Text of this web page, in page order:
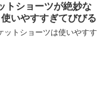
トショーツが絶妙な
いやすすぎてびびる
ットショーツは使いやすす